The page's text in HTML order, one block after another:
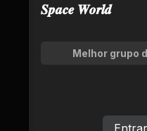
𝑺𝒑𝒂𝒄𝒆 𝑾𝒐𝒓𝒍𝒅
Melhor grupo